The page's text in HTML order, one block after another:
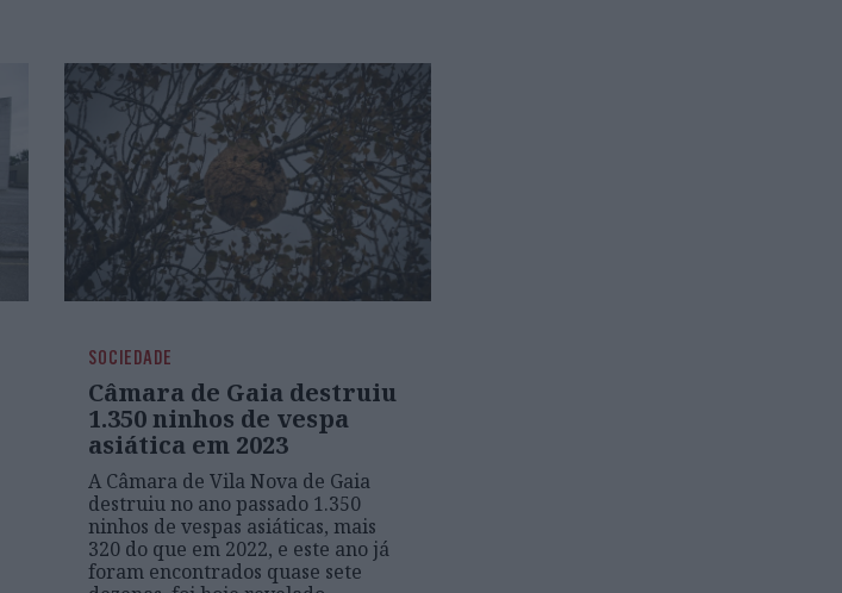
SOCIEDADE
Câmara de Gaia destruiu
1.350 ninhos de vespa
asiática em 2023
A Câmara de Vila Nova de Gaia
destruiu no ano passado 1.350
ninhos de vespas asiáticas, mais
320 do que em 2022, e este ano já
foram encontrados quase sete